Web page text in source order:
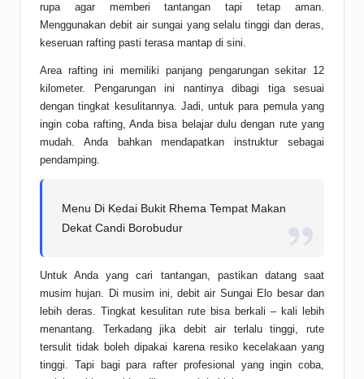
rupa agar memberi tantangan tapi tetap aman.
Menggunakan debit air sungai yang selalu tinggi dan deras,
keseruan rafting pasti terasa mantap di sini.
Area rafting ini memiliki panjang pengarungan sekitar 12
kilometer. Pengarungan ini nantinya dibagi tiga sesuai
dengan tingkat kesulitannya. Jadi, untuk para pemula yang
ingin coba rafting, Anda bisa belajar dulu dengan rute yang
mudah. Anda bahkan mendapatkan instruktur sebagai
pendamping.
Menu Di Kedai Bukit Rhema Tempat Makan
Dekat Candi Borobudur
Untuk Anda yang cari tantangan, pastikan datang saat
musim hujan. Di musim ini, debit air Sungai Elo besar dan
lebih deras. Tingkat kesulitan rute bisa berkali – kali lebih
menantang. Terkadang jika debit air terlalu tinggi, rute
tersulit tidak boleh dipakai karena resiko kecelakaan yang
tinggi. Tapi bagi para rafter profesional yang ingin coba,